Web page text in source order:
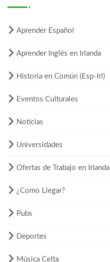
Aprender Español
Aprender Inglés en Irlanda
Historia en Común (Esp-Irl)
Eventos Culturales
Noticias
Universidades
Ofertas de Trabajo en Irlanda
¿Como Llegar?
Pubs
Deportes
Música Celta